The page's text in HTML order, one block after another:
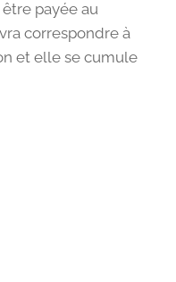
payée au
correspondre à
et elle se cumule